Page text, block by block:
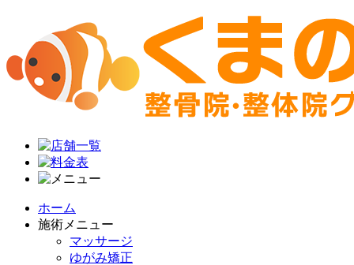
ホーム
施術メニュー
マッサージ
ゆがみ矯正